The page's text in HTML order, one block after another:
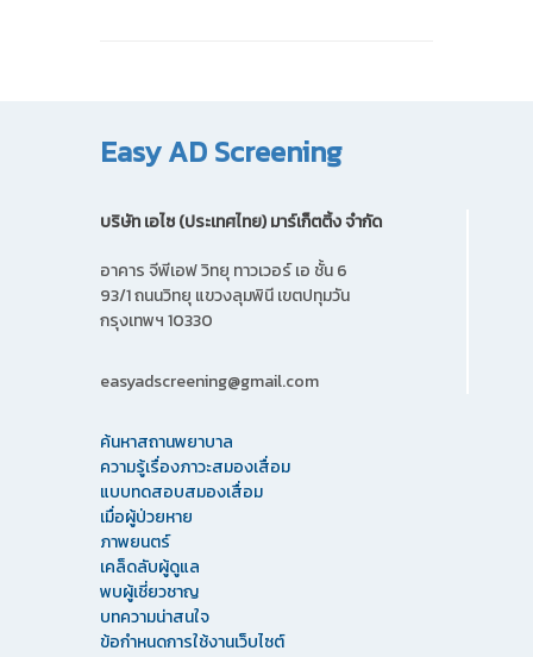
Easy AD Screening
บริษัท เอไซ (ประเทศไทย) มาร์เก็ตติ้ง จํากัด
อาคาร จีพีเอฟ วิทยุ ทาวเวอร์ เอ ชั้น 6
93/1 ถนนวิทยุ แขวงลุมพินี เขตปทุมวัน
กรุงเทพฯ 10330
easyadscreening@gmail.com
ค้นหาสถานพยาบาล
ความรู้เรื่องภาวะสมองเสื่อม
แบบทดสอบสมองเสื่อม
เมื่อผู้ป่วยหาย
ภาพยนตร์
เคล็ดลับผู้ดูแล
พบผู้เชี่ยวชาญ
บทความน่าสนใจ
ข้อกำหนดการใช้งานเว็บไซต์